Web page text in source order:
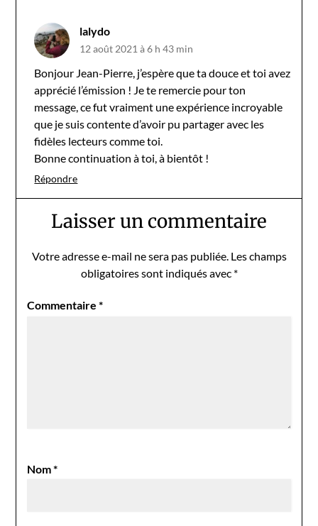
lalydo
12 août 2021 à 6 h 43 min
Bonjour Jean-Pierre, j’espère que ta douce et toi avez
apprécié l’émission ! Je te remercie pour ton
message, ce fut vraiment une expérience incroyable
que je suis contente d’avoir pu partager avec les
fidèles lecteurs comme toi.
Bonne continuation à toi, à bientôt !
Répondre
Laisser un commentaire
Votre adresse e-mail ne sera pas publiée. Les champs
obligatoires sont indiqués avec *
Commentaire*
Nom*